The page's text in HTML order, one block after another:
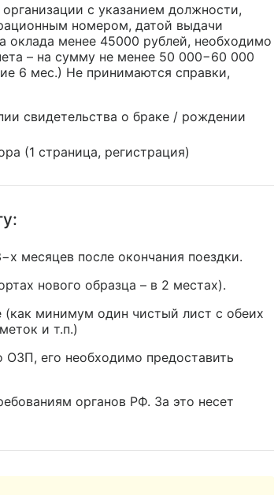
с указанием должности,
номером, датой выдачи
оклада менее 45000 рублей, необходимо
– на сумму не менее 50 000−60 000
6 мес.) Не принимаются справки,
свидетельства о браке / рождении
(1 страница, регистрация)
месяцев после окончания поездки.
нового образца – в 2 местах).
(как минимум один чистый лист с обеих
и т.п.)
его необходимо предоставить
органов РФ. За это несет